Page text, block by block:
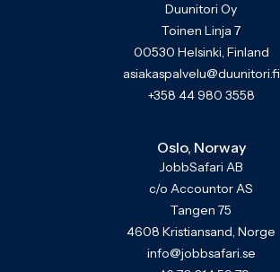
Duunitori Oy
Toinen Linja 7
00530 Helsinki, Finland
asiakaspalvelu@duunitori.fi
+358 44 980 3558
Oslo, Norway
JobbSafari AB
c/o Accountor AS
Tangen 75
4608 Kristiansand, Norge
info@jobbsafari.se